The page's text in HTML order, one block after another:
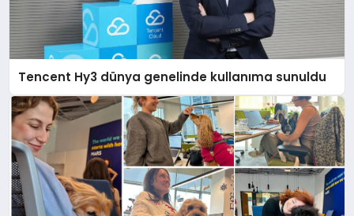
Tencent Hy3 dünya genelinde kullanıma sunuldu